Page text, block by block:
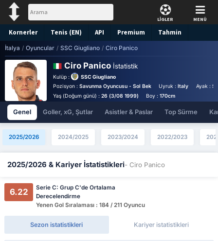
LİGLER MENÜ
Kornerler Tenis (EN) API Premium Tahmin
İtalya / Oyuncular / SSC Giugliano / Ciro Panico
Ciro Panico İstatistik
Kulüp :
SSC Giugliano
Pozisyon : Savunma Oyuncusu - Sol Bek Uyruk :Italy Ayak :
Yaş (Doğum günü) : 26 (3/08 1999) Boy :170cm
Genel Goller, xG, Şutlar Asistler & Paslar Top Sürme
2025/2026 2024/2025 2023/2024 2022/2023
2025/2026 & Kariyer İstatistikleri- Ciro Panico
6.22
Serie C: Grup C'de Ortalama
Derecelendirme
Yenen Gol Sıralaması : 184 / 211 Oyuncu
Sezon istatistikleri Kariyer istatistikleri